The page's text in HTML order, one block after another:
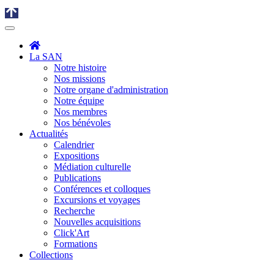
La SAN
Notre histoire
Nos missions
Notre organe d'administration
Notre équipe
Nos membres
Nos bénévoles
Actualités
Calendrier
Expositions
Médiation culturelle
Publications
Conférences et colloques
Excursions et voyages
Recherche
Nouvelles acquisitions
Click'Art
Formations
Collections